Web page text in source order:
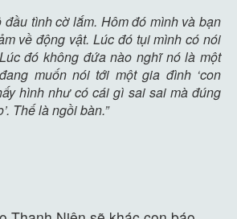
đầu tình cờ lắm. Hôm đó mình và bạn
về động vật. Lúc đó tụi mình có nói
đó không đứa nào nghĩ nó là một
muốn nói tới một gia đình ‘con
hình như có cái gì sai sai mà đúng
Thế là ngồi bàn.”